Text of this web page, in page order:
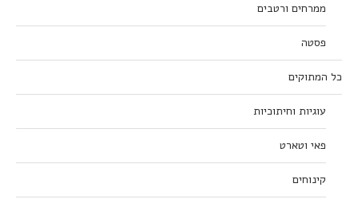
ממרחים ורטבים
פסטה
כל המתוקים
עוגיות וחיתוכיות
פאי וטארט
קינוחים